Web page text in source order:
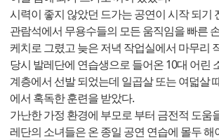
시력이 좋지 않았던 드가는 공연이 시작 되기
관람석에서 무용수들의 모든 움직임을 빠른
케치로 그렸고 늦은 저녁 작업실에서 마무리
당시 발레단에 연습생으로 들어온 10대 어린
계층에서 선발 되었는데 일곱살 또는 여덟살
에서 혹독한 훈련을 받았다.
가난한 가정 환경에 부모로 부터 금전적 도움
레단의 소녀들은 온 종일 공연 연습에 몰두 해